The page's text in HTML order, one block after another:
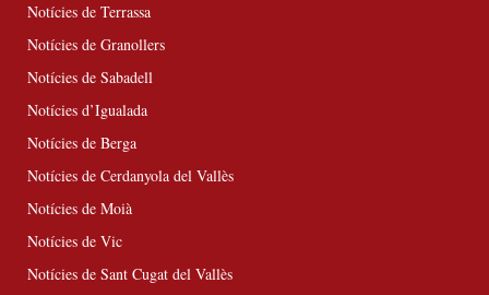
Notícies de Terrassa
Notícies de Granollers
Notícies de Sabadell
Notícies d’Igualada
Notícies de Berga
Notícies de Cerdanyola del Vallès
Notícies de Moià
Notícies de Vic
Notícies de Sant Cugat del Vallès